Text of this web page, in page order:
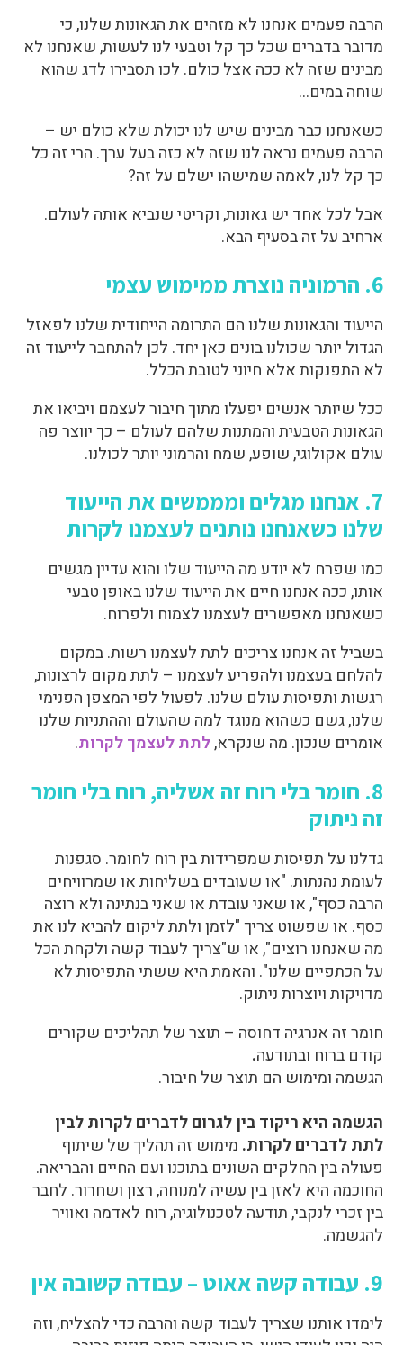
הרבה פעמים אנחנו לא מזהים את הגאונות שלנו, כי
מדובר בדברים שכל כך קל וטבעי לנו לעשות, שאנחנו לא
מבינים שזה לא ככה אצל כולם. לכו תסבירו לדג שהוא
שוחה במים…
כשאנחנו כבר מבינים שיש לנו יכולת שלא כולם יש –
הרבה פעמים נראה לנו שזה לא כזה בעל ערך. הרי זה כל
כך קל לנו, לאמה שמישהו ישלם על זה?
אבל לכל אחד יש גאונות, וקריטי שנביא אותה לעולם.
ארחיב על זה בסעיף הבא.
6. הרמוניה נוצרת ממימוש עצמי
הייעוד והגאונות שלנו הם התרומה הייחודית שלנו לפאזל
הגדול יותר שכולנו בונים כאן יחד. לכן להתחבר לייעוד זה
לא התפנקות אלא חיוני לטובת הכלל.
ככל שיותר אנשים יפעלו מתוך חיבור לעצמם ויביאו את
הגאונות הטבעית והמתנות שלהם לעולם – כך יווצר פה
עולם אקולוגי, שופע, שמח והרמוני יותר לכולנו.
7. אנחנו מגלים ומממשים את הייעוד
שלנו כשאנחנו נותנים לעצמנו לקרות
כמו שפרח לא יודע מה הייעוד שלו והוא עדיין מגשים
אותו, ככה אנחנו חיים את הייעוד שלנו באופן טבעי
כשאנחנו מאפשרים לעצמנו לצמוח ולפרוח.
בשביל זה אנחנו צריכים לתת לעצמנו רשות. במקום
להלחם בעצמנו ולהפריע לעצמנו – לתת מקום לרצונות,
רגשות ותפיסות עולם שלנו. לפעול לפי המצפן הפנימי
שלנו, גשם כשהוא מנוגד למה שהעולם וההתניות שלנו
אומרים שנכון. מה שנקרא,לתת לעצמך לקרות.
8. חומר בלי רוח זה אשליה, רוח בלי חומר
זה ניתוק
גדלנו על תפיסות שמפרידות בין רוח לחומר. סגפנות
לעומת נהנתות. "או שעובדים בשליחות או שמרוויחים
הרבה כסף", או שאני עובדת או שאני בנתינה ולא רוצה
כסף. או שפשוט צריך "לזמן ולתת ליקום להביא לנו את
מה שאנחנו רוצים", או ש"צריך לעבוד קשה ולקחת הכל
על הכתפיים שלנו". והאמת היא ששתי התפיסות לא
מדויקות ויוצרות ניתוק.
חומר זה אנרגיה דחוסה – תוצר של תהליכים שקורים
קודם ברוח ובתודעה.
הגשמה ומימוש הם תוצר של חיבור.
הגשמה היא ריקוד בין לגרום לדברים לקרות לבין
לתת לדברים לקרות. מימוש זה תהליך של שיתוף
פעולה בין החלקים השונים בתוכנו ועם החיים והבריאה.
החוכמה היא לאזן בין עשיה למנוחה, רצון ושחרור. לחבר
בין זכרי לנקבי, תודעה לטכנולוגיה, רוח לאדמה ואוויר
להגשמה.
9. עבודה קשה אאוט – עבודה קשובה אין
לימדו אותנו שצריך לעבוד קשה והרבה כדי להצליח, וזה